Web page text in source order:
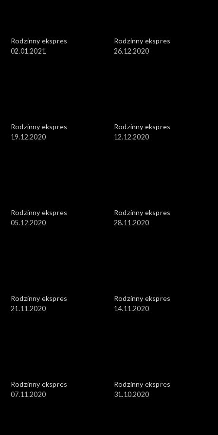
Rodzinny ekspres
02.01.2021
Rodzinny ekspres
26.12.2020
Rodzinny ekspres
19.12.2020
Rodzinny ekspres
12.12.2020
Rodzinny ekspres
05.12.2020
Rodzinny ekspres
28.11.2020
Rodzinny ekspres
21.11.2020
Rodzinny ekspres
14.11.2020
Rodzinny ekspres
07.11.2020
Rodzinny ekspres
31.10.2020